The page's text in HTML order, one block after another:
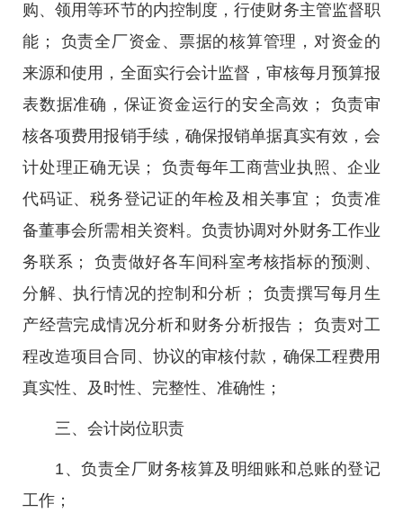
购、领用等环节的内控制度，行使财务主管监督职
能； 负责全厂资金、票据的核算管理，对资金的
来源和使用，全面实行会计监督，审核每月预算报
表数据准确，保证资金运行的安全高效； 负责审
核各项费用报销手续，确保报销单据真实有效，会
计处理正确无误； 负责每年工商营业执照、企业
代码证、税务登记证的年检及相关事宜； 负责准
备董事会所需相关资料。负责协调对外财务工作业
务联系； 负责做好各车间科室考核指标的预测、
分解、执行情况的控制和分析； 负责撰写每月生
产经营完成情况分析和财务分析报告； 负责对工
程改造项目合同、协议的审核付款，确保工程费用
真实性、及时性、完整性、准确性；
三、会计岗位职责
1、负责全厂财务核算及明细账和总账的登记
工作；